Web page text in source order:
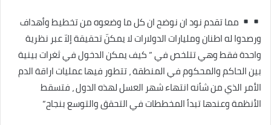
مما تقدم نود ان نوضح ان كل ما وضعوه من تخطيط وأهداف
ورصدوا له اطنان ومليارات الدولارات لا يمكنّ تحقيقة إلاّ عبر نظرية
واحدة فقط وهي تتلخص في ” كيف يمكن الدخول في ثغرات بينية
بين الحاكم والمحكوم في المنطقة ، تتطور فيها عمليات اراقة الدم
الأمر الذي من شأنه انتهاء شهر العسل لهذه الدول ، فتسقط
الأنظمة وعندها تبدأ المخططات في التحقق والتوسع بنجاح”